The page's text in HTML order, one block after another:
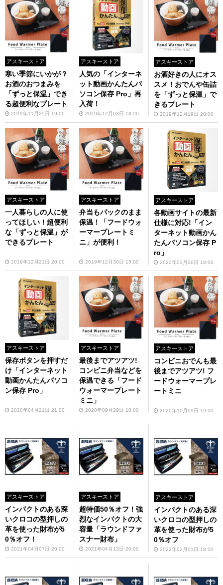
アスキーストア
寒い季節にいかが？
お酒のおつまみを
「ずっと保温」でき
る超便利なプレート
2019年11月25日 19:00
アスキーストア
人気の「インターネ
ット動画かんたんパ
ソコン保存 Pro」再
入荷！
2019年12月03日 18:00
アスキーストア
お酒好きの人にオス
スメ！おでんや缶詰
を「ずっと保温」で
きるプレート
2019年12月19日 20:00
アスキーストア
一人暮らしの人に使
ってほしい！超便利
な「ずっと保温」が
できるプレート
2019年12月21日 20:00
アスキーストア
弁当もパックのまま
保温！「フードウォ
ーマープレートミ
ニ」が便利！
2019年12月30日 15:00
アスキーストア
各動画サイトの最新
仕様に対応!「イン
ターネット動画かん
たんパソコン保存 P
ro」
2020年03月26日 18:00
アスキーストア
保存ボタンを押すだ
け「インターネット
動画かんたんパソコ
ン保存 Pro」
2020年04月21日 21:00
アスキーストア
最後までアツアツ!
コンビニ弁当などを
保温できる「フード
ウォーマープレート
ミニ」
2020年09月29日 18:00
アスキーストア
コンビニおでんも最
後までアツアツ! フ
ードウォーマープレ
ートミニ
2020年10月09日 19:00
アスキーストア
インパクトのある深
いクロコの型押しの
革を使った財布が5
0％オフ！
2021年04月07日 20:00
アスキーストア
超特価50％オフ！強
烈なインパクトの大
容量「ラウンドファ
スナー財布」
2021年04月13日 20:00
アスキーストア
インパクトのある深
いクロコの型押しの
革を使った財布が5
0％オフ
2022年02月01日 18:00